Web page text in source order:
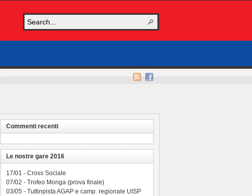
Commenti recenti
Le nostre gare 2016
17/01 - Cross Sociale
07/02 - Trofeo Monga (prova finale)
03/05 - Tuttinpista AGAP e camp. regionale UISP